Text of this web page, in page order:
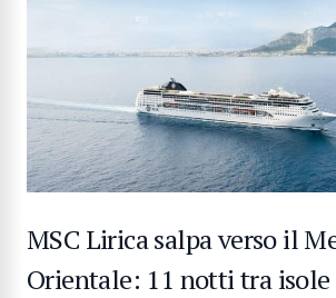
MSC Lirica salpa verso il
Orientale: 11 notti tra isole